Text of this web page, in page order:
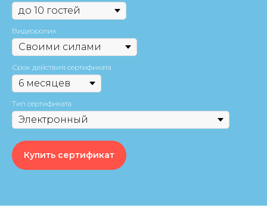
Видеоролик
Срок действия сертификата
Тип сертификата
Купить сертификат
НАПИШИТЕ НАМ В MAX